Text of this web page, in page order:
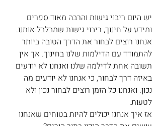
יש היום ריבוי גישות והרבה מאוד ספרים
ומידע על חינוך, ריבוי גישות שמבלבל אותנו.
אנחנו רוצים לבחור את הדרך הטובה ביותר
להתמודד עם הדילמות שלנו בחינוך. אך אין
תשובה אחת לדילמה שלנו ואנחנו לא יודעים
באיזה דרך לבחור, כי אנחנו לא יודעים מה
נכון. ואנחנו כל הזמן רוצים לבחור נכון ולא
לטעות.
אז איך אנחנו יכולים להיות בטוחים שאנחנו